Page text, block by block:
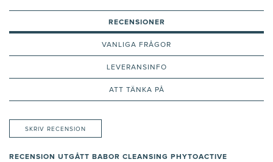
RECENSIONER
VANLIGA FRÅGOR
LEVERANSINFO
ATT TÄNKA PÅ
SKRIV RECENSION
RECENSION UTGÅTT BABOR CLEANSING PHYTOACTIVE